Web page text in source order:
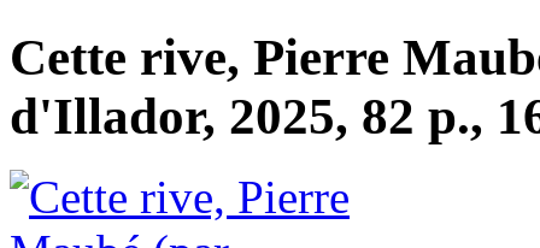
Cette rive, Pierre
d'Illador, 2025, 82 p.,